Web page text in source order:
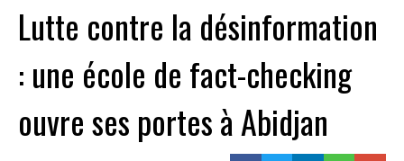
Lutte contre la désinformation
: une école de fact-checking
ouvre ses portes à Abidjan